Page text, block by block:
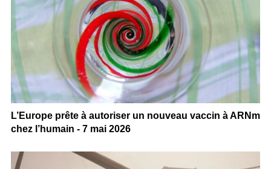
L’Europe prête à autoriser un nouveau vaccin à ARNm
chez l’humain - 7 mai 2026